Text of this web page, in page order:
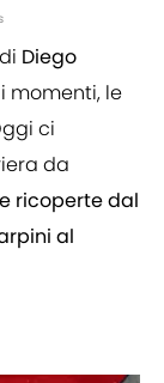
Diego
momenti, le
ci
da
ricoperte dal
al